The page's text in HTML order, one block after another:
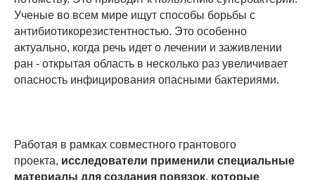
Ученые во всем мире ищут способы борьбы с
антибиотикорезистентностью. Это особенно
актуально, когда речь идет о лечении и заживлении
ран - открытая область в несколько раз увеличивает
опасность инфицирования опасными бактериями.
Работая в рамках совместного грантового
проекта, исследователи применили специальные
материалы для создания повязок, которые